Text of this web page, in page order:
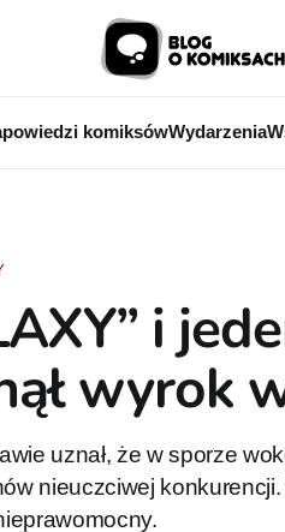
komiksówWydarzenia
i
wyrok
uznał, że w sporze
nieuczciwej